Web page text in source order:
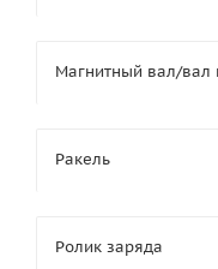
Магнитный вал/вал
Ракель
Ролик заряда